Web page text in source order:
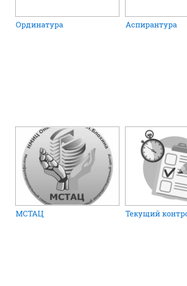
Ординатура Аспирантура
МСТАЦ Текущий